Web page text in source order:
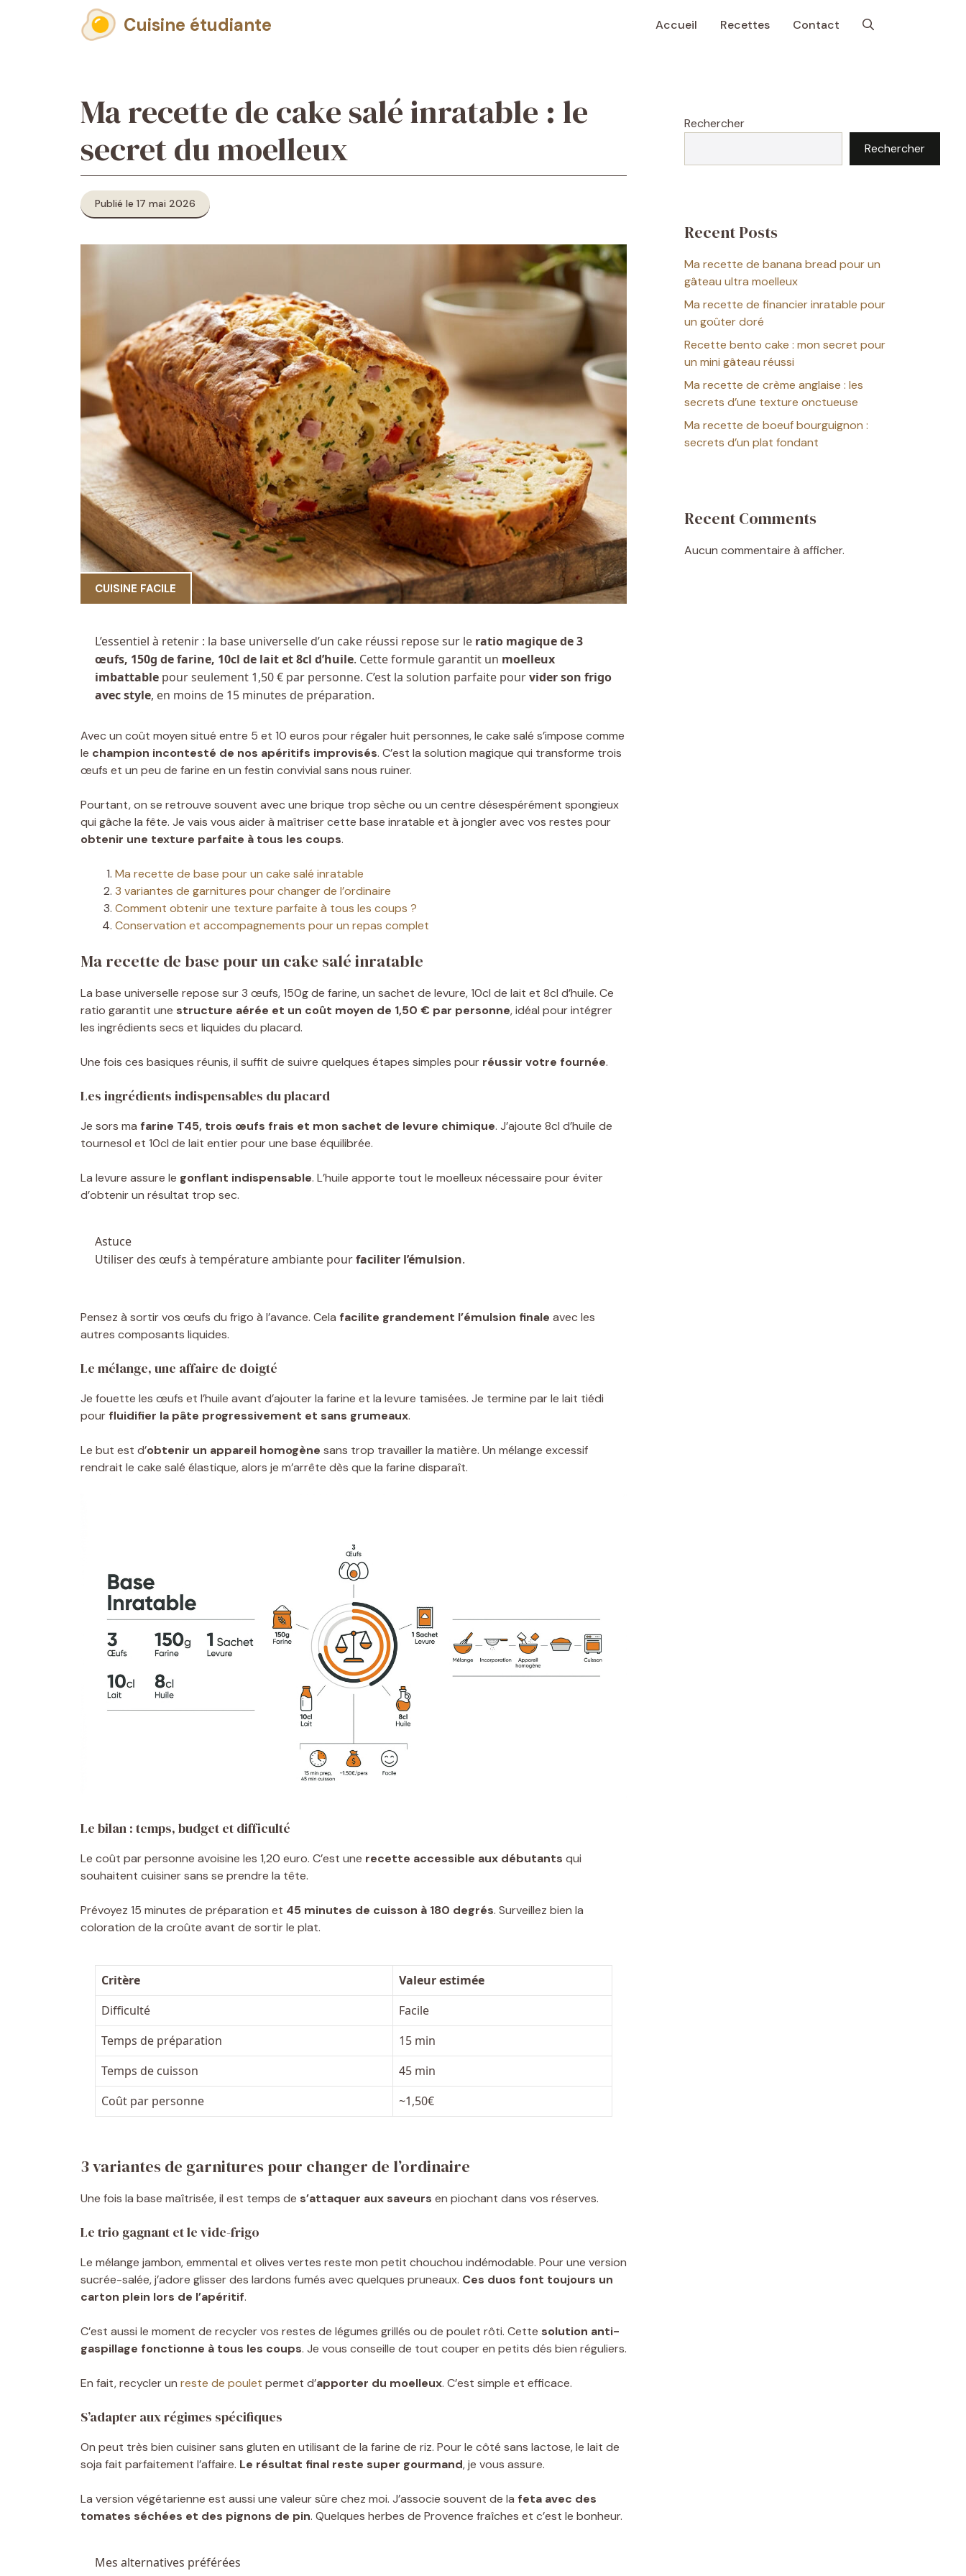
Cuisine étudiante Accueil Recettes Contact
Ma recette de cake salé inratable : le
secret du moelleux
Publié le 17 mai 2026
CUISINE FACILE
L’essentiel à retenir : la base universelle d’un cake réussi repose sur le ratio magique de 3
œufs, 150g de farine, 10cl de lait et 8cl d’huile. Cette formule garantit un moelleux
imbattable pour seulement 1,50 € par personne. C’est la solution parfaite pourvider son frigo
avec style, en moins de 15 minutes de préparation.
Avec un coût moyen situé entre 5 et 10 euros pour régaler huit personnes, le cake salé s’impose comme
le champion incontesté de nos apéritifs improvisés. C’est la solution magique qui transforme trois
œufs et un peu de farine en un festin convivial sans nous ruiner.
Pourtant, on se retrouve souvent avec une brique trop sèche ou un centre désespérément spongieux
qui gâche la fête. Je vais vous aider à maîtriser cette base inratable et à jongler avec vos restes pour
obtenir une texture parfaite à tous les coups.
Ma recette de base pour un cake salé inratable
3 variantes de garnitures pour changer de l’ordinaire
Comment obtenir une texture parfaite à tous les coups ?
Conservation et accompagnements pour un repas complet
Ma recette de base pour un cake salé inratable
La base universelle repose sur 3 œufs, 150g de farine, un sachet de levure, 10cl de lait et 8cl d’huile. Ce
ratio garantit une structure aérée et un coût moyen de 1,50 € par personne, idéal pour intégrer
les ingrédients secs et liquides du placard.
Une fois ces basiques réunis, il suffit de suivre quelques étapes simples pour réussir votre fournée.
Les ingrédients indispensables du placard
Je sors ma farine T45, trois œufs frais et mon sachet de levure chimique. J’ajoute 8cl d’huile de
tournesol et 10cl de lait entier pour une base équilibrée.
La levure assure le gonflant indispensable. L’huile apporte tout le moelleux nécessaire pour éviter
d’obtenir un résultat trop sec.
Astuce
Utiliser des œufs à température ambiante pourfaciliter l’émulsion.
Pensez à sortir vos œufs du frigo à l’avance. Cela facilite grandement l’émulsion finale avec les
autres composants liquides.
Le mélange, une affaire de doigté
Je fouette les œufs et l’huile avant d’ajouter la farine et la levure tamisées. Je termine par le lait tiédi
pour fluidifier la pâte progressivement et sans grumeaux.
Le but est d’obtenir un appareil homogène sans trop travailler la matière. Un mélange excessif
rendrait le cake salé élastique, alors je m’arrête dès que la farine disparaît.
Le bilan : temps, budget et difficulté
Le coût par personne avoisine les 1,20 euro. C’est une recette accessible aux débutants qui
souhaitent cuisiner sans se prendre la tête.
Prévoyez 15 minutes de préparation et 45 minutes de cuisson à 180 degrés. Surveillez bien la
coloration de la croûte avant de sortir le plat.
Critère
Valeur estimée
Difficulté
Facile
Temps de préparation
15 min
Temps de cuisson
45 min
Coût par personne
~1,50€
3 variantes de garnitures pour changer de l’ordinaire
Une fois la base maîtrisée, il est temps de s’attaquer aux saveurs en piochant dans vos réserves.
Le trio gagnant et le vide-frigo
Le mélange jambon, emmental et olives vertes reste mon petit chouchou indémodable. Pour une version
sucrée-salée, j’adore glisser des lardons fumés avec quelques pruneaux. Ces duos font toujours un
carton plein lors de l’apéritif.
C’est aussi le moment de recycler vos restes de légumes grillés ou de poulet rôti. Cette solution anti-
gaspillage fonctionne à tous les coups. Je vous conseille de tout couper en petits dés bien réguliers.
En fait, recycler un reste de poulet permet d’apporter du moelleux. C’est simple et efficace.
S’adapter aux régimes spécifiques
On peut très bien cuisiner sans gluten en utilisant de la farine de riz. Pour le côté sans lactose, le lait de
soja fait parfaitement l’affaire. Le résultat final reste super gourmand, je vous assure.
La version végétarienne est aussi une valeur sûre chez moi. J’associe souvent de la feta avec des
tomates séchées et des pignons de pin. Quelques herbes de Provence fraîches et c’est le bonheur.
Mes alternatives préférées
Rechercher
Rechercher
Recent Posts
Ma recette de banana bread pour un
gâteau ultra moelleux
Ma recette de financier inratable pour
un goûter doré
Recette bento cake : mon secret pour
un mini gâteau réussi
Ma recette de crème anglaise : les
secrets d’une texture onctueuse
Ma recette de boeuf bourguignon :
secrets d’un plat fondant
Recent Comments
Aucun commentaire à afficher.